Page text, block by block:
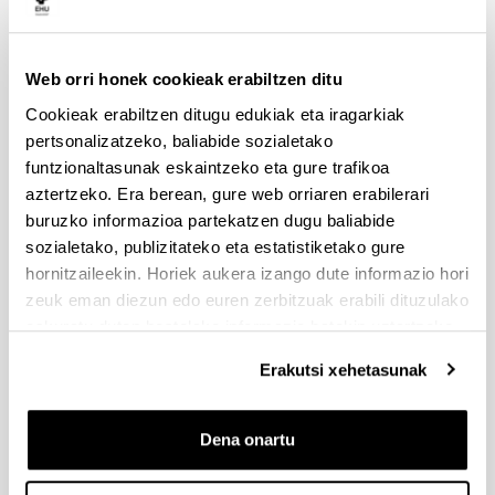
Web orri honek cookieak erabiltzen ditu
Cookieak erabiltzen ditugu edukiak eta iragarkiak
pertsonalizatzeko, baliabide sozialetako
funtzionaltasunak eskaintzeko eta gure trafikoa
aztertzeko. Era berean, gure web orriaren erabilerari
buruzko informazioa partekatzen dugu baliabide
sozialetako, publizitateko eta estatistiketako gure
hornitzaileekin. Horiek aukera izango dute informazio hori
zeuk eman diezun edo euren zerbitzuak erabili dituzulako
eskuratu duten bestelako informazio batekin uztartzeko.
Erakutsi xehetasunak
Dena onartu
2026/09/11
FUNDACION LA CAIXA JUNIOR LEADER RETAINING
PROGRAMME 2027
Izapide irekia
IKERTZAILE DOKTOREAK UPV/EHUn KONTRATATZEKO
DEIALDIA (2026)
Izapide irekia (Eskaerak aurkezteko epea: 2026/06/03 - 2026/06/25
23:59)
eskaeren behin behineko zerrenda. Alegazioak aurkezteko
PRESTAKUNTZA BIDEAN DAUDEN IKERTZAILEAK EHUn
KONTRATATZEKO 2026-I DEIALDIA, IKERTALDE/IKERKETA
PROIEKTU BATEN BALIABIDE PROPIOEKIN
FINANTZATURIK